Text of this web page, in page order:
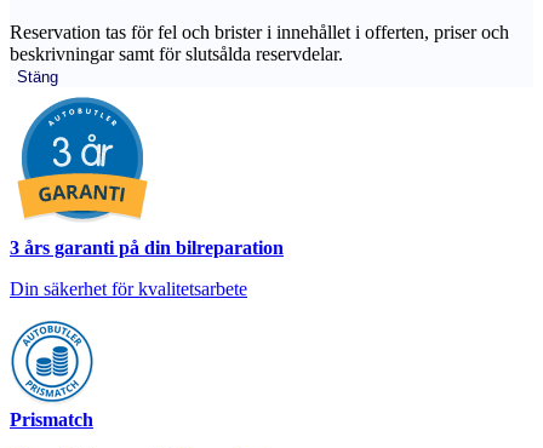
Reservation tas för fel och brister i innehållet i offerten, priser och
beskrivningar samt för slutsålda reservdelar.
Stäng
3 års garanti på din bilreparation
Din säkerhet för kvalitetsarbete
Prismatch